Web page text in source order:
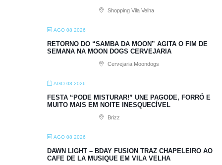
Shopping Vila Velha
AGO 08 2026
RETORNO DO “SAMBA DA MOON” AGITA O FIM DE
SEMANA NA MOON DOGS CERVEJARIA
Cervejaria Moondogs
AGO 08 2026
FESTA “PODE MISTURAR!” UNE PAGODE, FORRÓ E
MUITO MAIS EM NOITE INESQUECÍVEL
Brizz
AGO 08 2026
DAWN LIGHT – BDAY FUSION TRAZ CHAPELEIRO AO
CAFE DE LA MUSIQUE EM VILA VELHA